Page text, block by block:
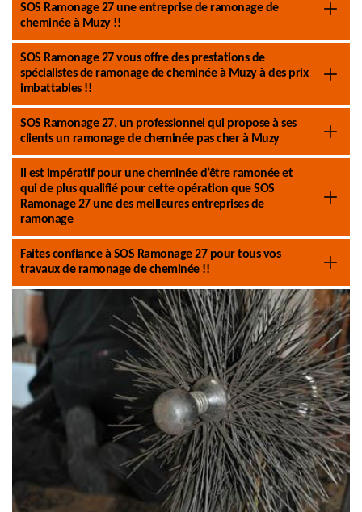
SOS Ramonage 27 une entreprise de ramonage de
cheminée à Muzy !!
SOS Ramonage 27 vous offre des prestations de
spécialistes de ramonage de cheminée à Muzy à des prix
imbattables !!
SOS Ramonage 27, un professionnel qui propose à ses
clients un ramonage de cheminée pas cher à Muzy
Il est impératif pour une cheminée d’être ramonée et
qui de plus qualifié pour cette opération que SOS
Ramonage 27 une des meilleures entreprises de
ramonage
Faites confiance à SOS Ramonage 27 pour tous vos
travaux de ramonage de cheminée !!